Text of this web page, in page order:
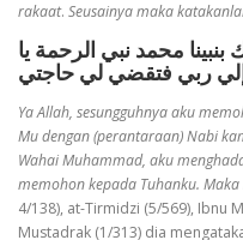
rakaat. Seusainya maka
بنبينا محمد نبي الرحمة يا
ربي فتقضي لي حاجتي
Ya Allah, sesungguhnya aku
Mu dengan (perantaraan) Nabi
Wahai Muhammad, aku
memohon kepada Tuhanku.
4/138), at-Tirmidzi (5/569), Ibnu
Mustadrak (1/313) dia